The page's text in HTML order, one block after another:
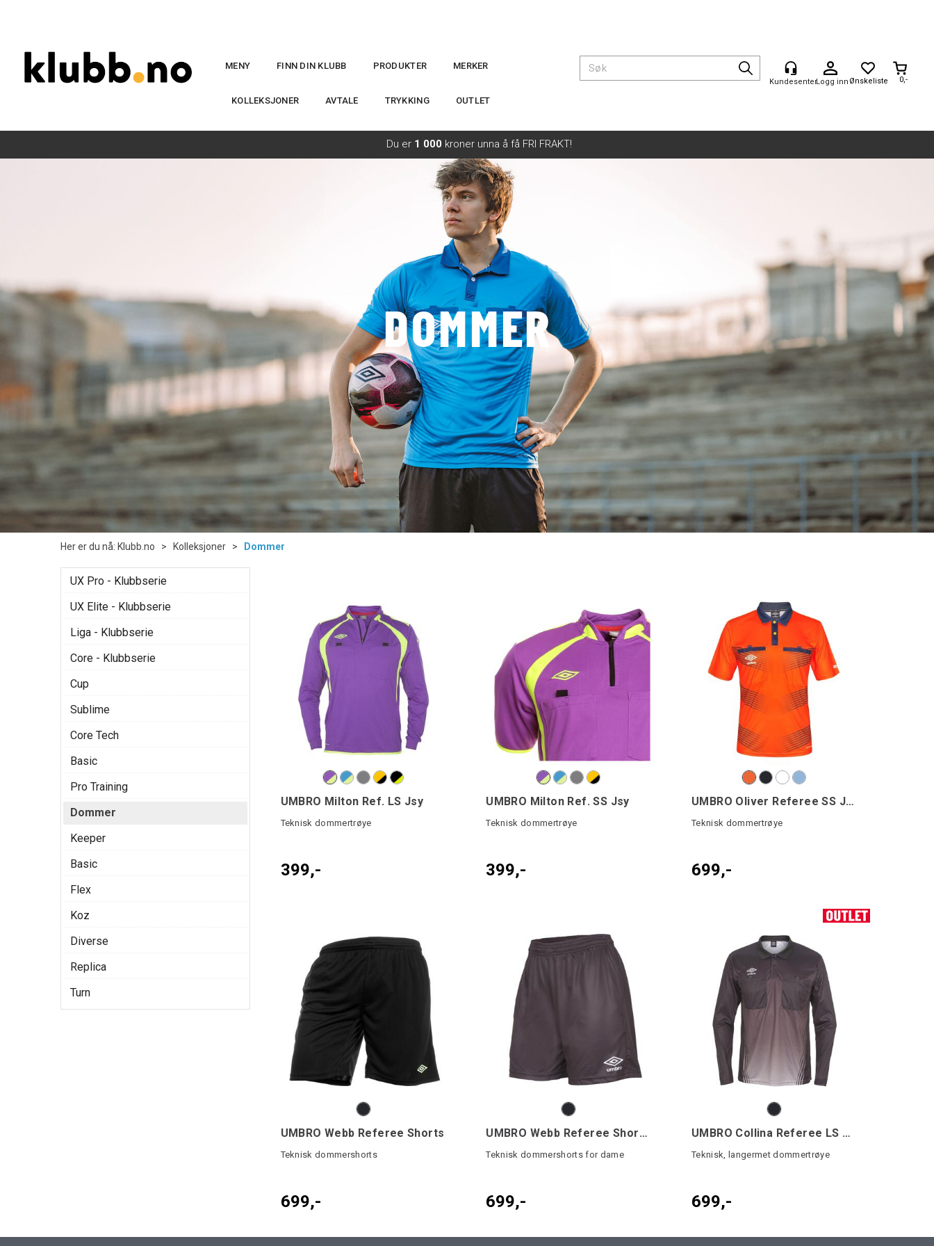
Logg inn 0,-
MENY FINN DIN KLUBB PRODUKTER MERKER
KOLLEKSJONER AVTALE TRYKKING OUTLET
Du er 1 000 kroner unna å få FRI FRAKT!
DOMMER
Her er du nå: Klubb.no > Kolleksjoner > Dommer
UX Pro - Klubbserie
UX Elite - Klubbserie
Liga - Klubbserie
Core - Klubbserie
Cup
Sublime
Core Tech
Basic
Pro Training
Dommer
Keeper
Basic
Flex
Koz
Diverse
Replica
Turn
UMBRO Milton Ref. LS Jsy
Teknisk dommertrøye
399,-
UMBRO Milton Ref. SS Jsy
Teknisk dommertrøye
399,-
UMBRO Oliver Referee SS Jsy
Teknisk dommertrøye
699,-
UMBRO Webb Referee Shorts
Teknisk dommershorts
699,-
UMBRO Webb Referee Shorts W
Teknisk dommershorts for dame
699,-
UMBRO Collina Referee LS Jsy
Teknisk, langermet dommertrøye
699,-